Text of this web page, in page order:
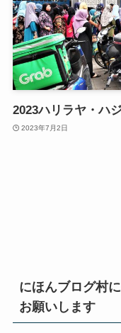
2023ハリラヤ・ハ
2023年7月2日
にほんブログ
お願いします